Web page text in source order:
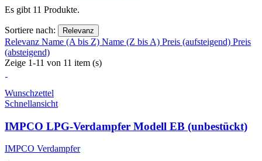
Es gibt 11 Produkte.
Sortiere nach: Relevanz
Relevanz Name (A bis Z) Name (Z bis A) Preis (aufsteigend) Preis
(absteigend)
Zeige 1-11 von 11 item (s)
Wunschzettel
Schnellansicht
IMPCO LPG-Verdampfer Modell EB (unbestückt)
IMPCO Verdampfer